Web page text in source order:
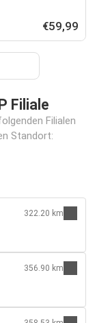
€59,99
Filiale
Filialen
Standort:
322.20 km
356.90 km